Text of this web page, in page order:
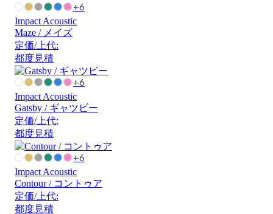
+6
Impact Acoustic
Maze / メイズ
定価/上代:
都度見積
+6
Impact Acoustic
Gatsby / ギャツビー
定価/上代:
都度見積
+6
Impact Acoustic
Contour / コントゥア
定価/上代:
都度見積